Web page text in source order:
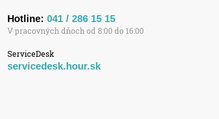
Hotline: 041 / 286 15 15
V pracovných dňoch od 8:00 do 16:00
ServiceDesk
servicedesk.hour.sk